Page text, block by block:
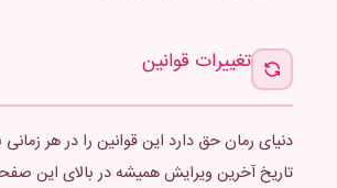
تغییرات قوانین
دنیای رمان حق دارد این قوانین را در هر زمانی
تاریخ آخرین ویرایش همیشه در بالای این